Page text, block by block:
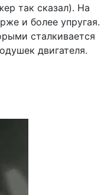
так сказал). На
и более упругая.
сталкивается
двигателя.